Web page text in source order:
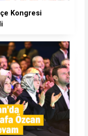
Kongresi